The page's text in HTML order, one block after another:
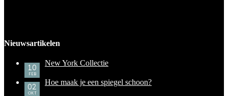
Nieuwsartikelen
10
FEB
New York Collectie
02
OKT
Hoe maak je een spiegel schoon?